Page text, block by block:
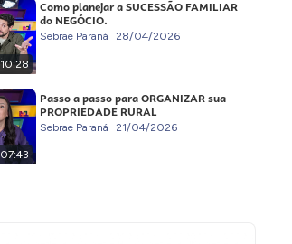
10:28
Como planejar a SUCESSÃO FAMILIAR
do NEGÓCIO.
Sebrae Paraná 28/04/2026
07:43
Passo a passo para ORGANIZAR sua
PROPRIEDADE RURAL
Sebrae Paraná 21/04/2026